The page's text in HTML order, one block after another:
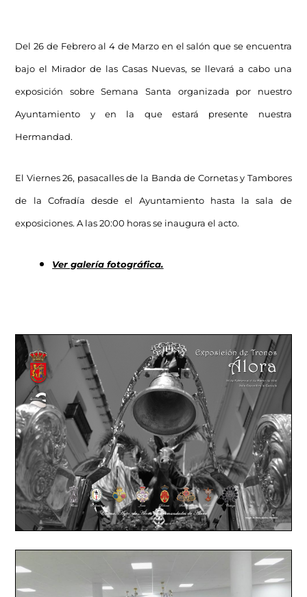
Del 26 de Febrero al 4 de Marzo en el salón que se encuentra
bajo el Mirador de las Casas Nuevas, se llevará a cabo una
exposición sobre Semana Santa organizada por nuestro
Ayuntamiento y en la que estará presente nuestra
Hermandad.
El Viernes 26, pasacalles de la Banda de Cornetas y Tambores
de la Cofradía desde el Ayuntamiento hasta la sala de
exposiciones. A las 20:00 horas se inaugura el acto.
Ver galería fotográfica.